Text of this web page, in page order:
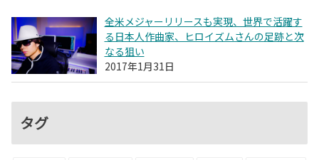
全米メジャーリリースも実現、世界で活躍す
る日本人作曲家、ヒロイズムさんの足跡と次
なる狙い
2017年1月31日
タグ